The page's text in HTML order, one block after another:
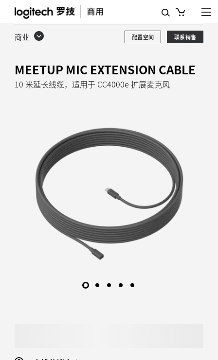
CC4000E
麦
风
延
商业 联系销售
配置空间
MEETUP MIC EXTENSION CABLE
10 米延长线缆，适用于 CC4000e 扩展麦克风